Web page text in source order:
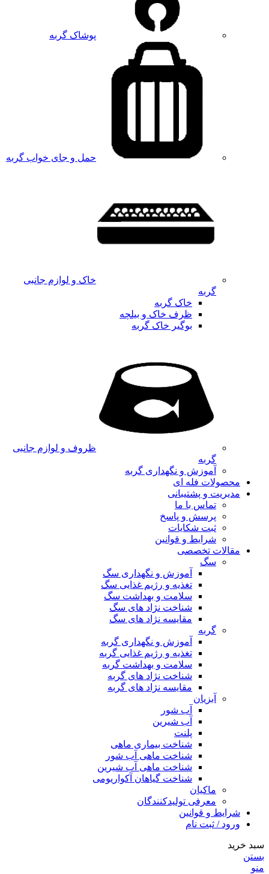
پوشاک گربه
حمل و جای خواب گربه
خاک و لوازم جانبی
گربه
خاک گربه
ظرف خاک و بیلچه
بوگیر خاک گربه
ظروف و لوازم جانبی
گربه
آموزش و نگهداری گربه
محصولات فله ای
مدیریت و پشتیبانی
تماس با ما
پرسش و پاسخ
ثبت شکایات
شرایط و قوانین
مقالات تخصصی
سگ
آموزش و نگهداری سگ
تغذیه و رژیم غذایی سگ
سلامت و بهداشت سگ
شناخت نژاد های سگ
مقایسه نژاد های سگ
گربه
آموزش و نگهداری گربه
تغذیه و رژیم غذایی گربه
سلامت و بهداشت گربه
شناخت نژاد های گربه
مقایسه نژاد های گربه
آبزیان
آب شور
آب شیرین
پلنت
شناخت بیماری ماهی
شناخت ماهی آب شور
شناخت ماهی آب شیرین
شناخت گیاهان آکواریومی
ماکیان
معرفی تولیدکنندگان
شرایط و قوانین
ورود / ثبت نام
سبد خرید
بستن
منو